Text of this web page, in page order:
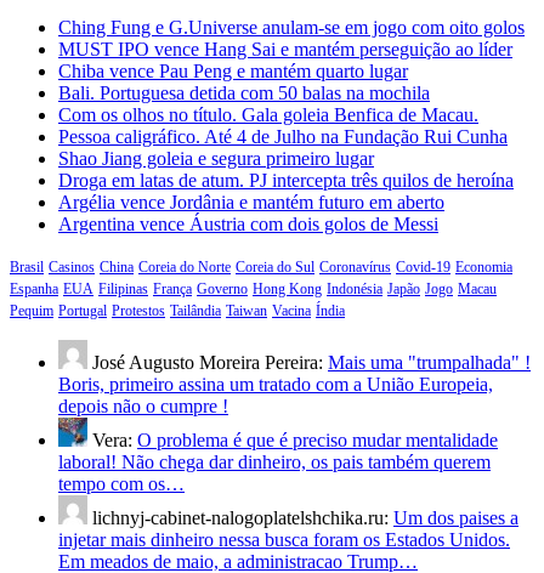
Ching Fung e G.Universe anulam-se em jogo com oito golos
MUST IPO vence Hang Sai e mantém perseguição ao líder
Chiba vence Pau Peng e mantém quarto lugar
Bali. Portuguesa detida com 50 balas na mochila
Com os olhos no título. Gala goleia Benfica de Macau.
Pessoa caligráfico. Até 4 de Julho na Fundação Rui Cunha
Shao Jiang goleia e segura primeiro lugar
Droga em latas de atum. PJ intercepta três quilos de heroína
Argélia vence Jordânia e mantém futuro em aberto
Argentina vence Áustria com dois golos de Messi
Brasil Casinos China Coreia do Norte Coreia do Sul Coronavírus Covid-19 Economia
Espanha EUA Filipinas França Governo Hong Kong Indonésia Japão Jogo Macau
Pequim Portugal Protestos Tailândia Taiwan Vacina Índia
José Augusto Moreira Pereira: Mais uma "trumpalhada" !
Boris, primeiro assina um tratado com a União Europeia,
depois não o cumpre !
Vera: O problema é que é preciso mudar mentalidade
laboral! Não chega dar dinheiro, os pais também querem
tempo com os…
lichnyj-cabinet-nalogoplatelshchika.ru: Um dos paises a
injetar mais dinheiro nessa busca foram os Estados Unidos.
Em meados de maio, a administracao Trump…